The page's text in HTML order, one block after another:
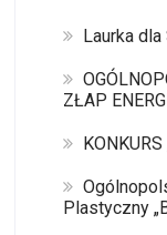
Laurka
ZŁAP
Plastyczny